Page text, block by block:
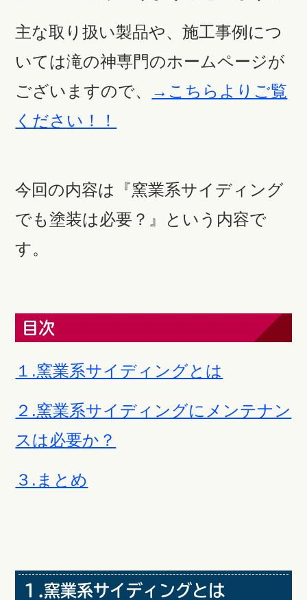
主な取り扱い製品や、施工事例につ
いては滝の神専門のホームページが
ございますので、
→こちらよりご覧
ください！！
今回の内容は『窯業系サイディング
でも塗装は必要？』という内容で
す。
目次
１.窯業系サイディングとは
２.窯業系サイディングにメンテナン
スは必要か？
３.まとめ
１.窯業系サイディングとは